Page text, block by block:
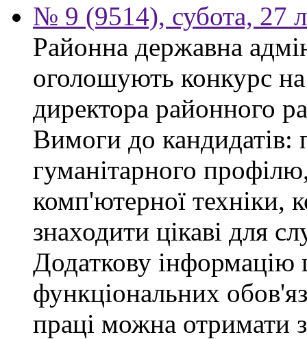
№ 9 (9514), субота, 27
Районна державна
оголошують конкурс
директора районного
Вимоги до кандидатів:
гуманітарного
комп'ютерної техніки,
знаходити цікаві для
Додаткову
функціональних
праці можна отримати